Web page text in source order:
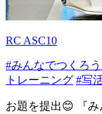
RC ASC10
#みんなでつくろ
トレーニング #写
お題を提出😊 『